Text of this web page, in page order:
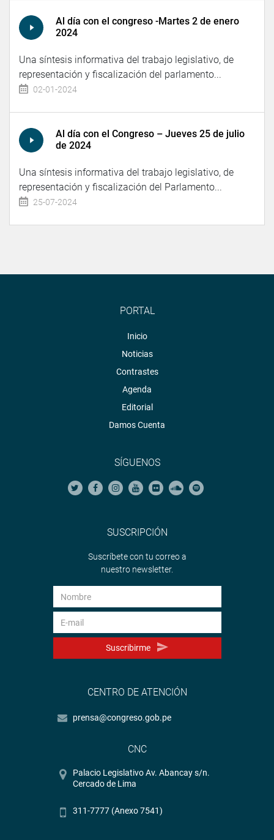
Al día con el congreso -Martes 2 de enero
2024
Una síntesis informativa del trabajo legislativo, de
representación y fiscalización del parlamento...
02-01-2024
Al día con el Congreso – Jueves 25 de julio
de 2024
Una síntesis informativa del trabajo legislativo, de
representación y fiscalización del Parlamento...
25-07-2024
PORTAL
Inicio
Noticias
Contrastes
Agenda
Editorial
Damos Cuenta
SÍGUENOS
SUSCRIPCIÓN
Suscríbete con tu correo a
nuestro newsletter.
Suscribirme
CENTRO DE ATENCIÓN
prensa@congreso.gob.pe
CNC
Palacio Legislativo Av. Abancay s/n.
Cercado de Lima
311-7777 (Anexo 7541)